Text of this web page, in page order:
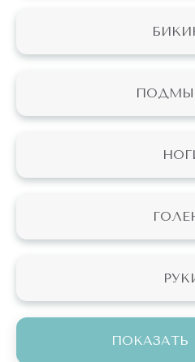
ПОКАЗАТЬ